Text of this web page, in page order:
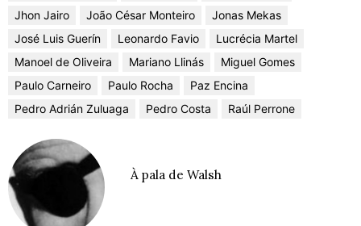
Jhon Jairo
João César Monteiro
Jonas Mekas
José Luis Guerín
Leonardo Favio
Lucrécia Martel
Manoel de Oliveira
Mariano Llinás
Miguel Gomes
Paulo Carneiro
Paulo Rocha
Paz Encina
Pedro Adrián Zuluaga
Pedro Costa Raúl Perrone
À pala de Walsh